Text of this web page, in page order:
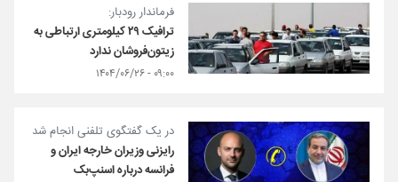
فرماندار رودبار:
ترافیک ۲۹ کیلومتری ارتباطی به
زیتون‌فروشان ندارد
۰۹:۰۰ - ۱۴۰۴/۰۶/۲۶
در یک گفتگوی تلفنی انجام شد
رایزنی وزیران خارجه ایران و
فرانسه درباره اسنپ‌بک